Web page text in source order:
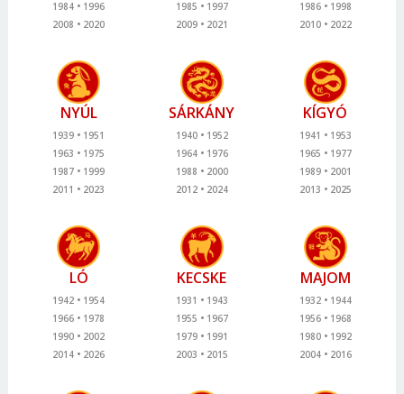
1984
1996
2008
2020
1985
1997
2009
2021
1986
1998
2010
2022
NYÚL
1939
1951
1963
1975
1987
1999
2011
2023
SÁRKÁNY
1940
1952
1964
1976
1988
2000
2012
2024
KÍGYÓ
1941
1953
1965
1977
1989
2001
2013
2025
LÓ
1942
1954
1966
1978
1990
2002
2014
2026
KECSKE
1931
1943
1955
1967
1979
1991
2003
2015
MAJOM
1932
1944
1956
1968
1980
1992
2004
2016